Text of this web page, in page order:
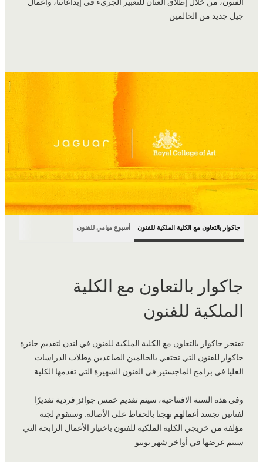
جيل جديد من الحالمين.
جاكوار بالتعاون مع الكلية الملكية للفنون أسبوع ميامي للفنون
جاكوار بالتعاون مع الكلية
الملكية للفنون
تفتخر جاكوار بالتعاون مع الكلية الملكية للفنون في لندن لتقديم جائزة
جاكوار للفنون التي تحتفي بالحالمين الصاعدين وطلاب الدراسات
العليا في برامج الماجستير في الفنون الشهيرة التي تقدمها الكلية.
وفي هذه السنة الافتتاحية، سيتم تقديم خمس جوائز فردية تقديرًا
لفنانين تجسد أعمالهم نهجنا بالحفاظ على الأصالة. وستقوم لجنة
مؤلفة من خريجي الكلية الملكية للفنون باختيار الأعمال الرابحة التي
سيتم عرضها في أواخر شهر يونيو.